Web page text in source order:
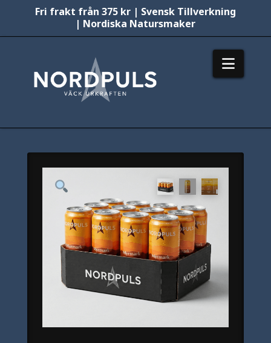
Fri frakt från 375 kr | Svensk Tillverkning
| Nordiska Natursmaker